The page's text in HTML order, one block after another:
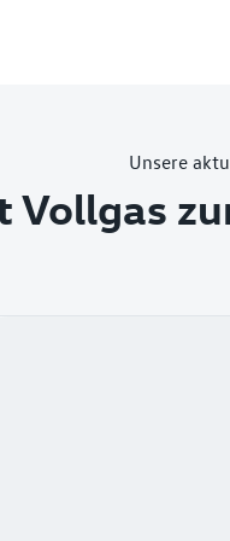
Unsere
Vollgas